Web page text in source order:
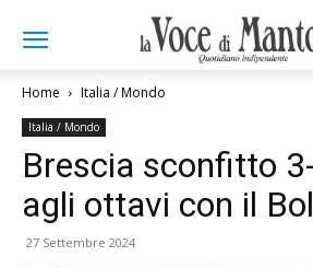
Home Italia / Mondo
Italia / Mondo
Brescia sconfitto
agli ottavi con il
27 Settembre 2024